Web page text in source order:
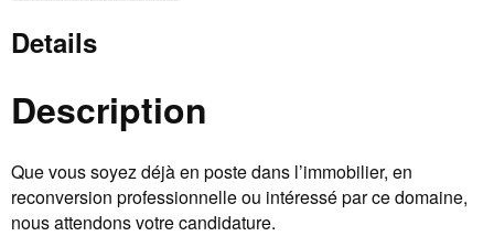
Details
Description
Que vous soyez déjà en poste dans l’immobilier, en
reconversion professionnelle ou intéressé par ce domaine,
nous attendons votre candidature.